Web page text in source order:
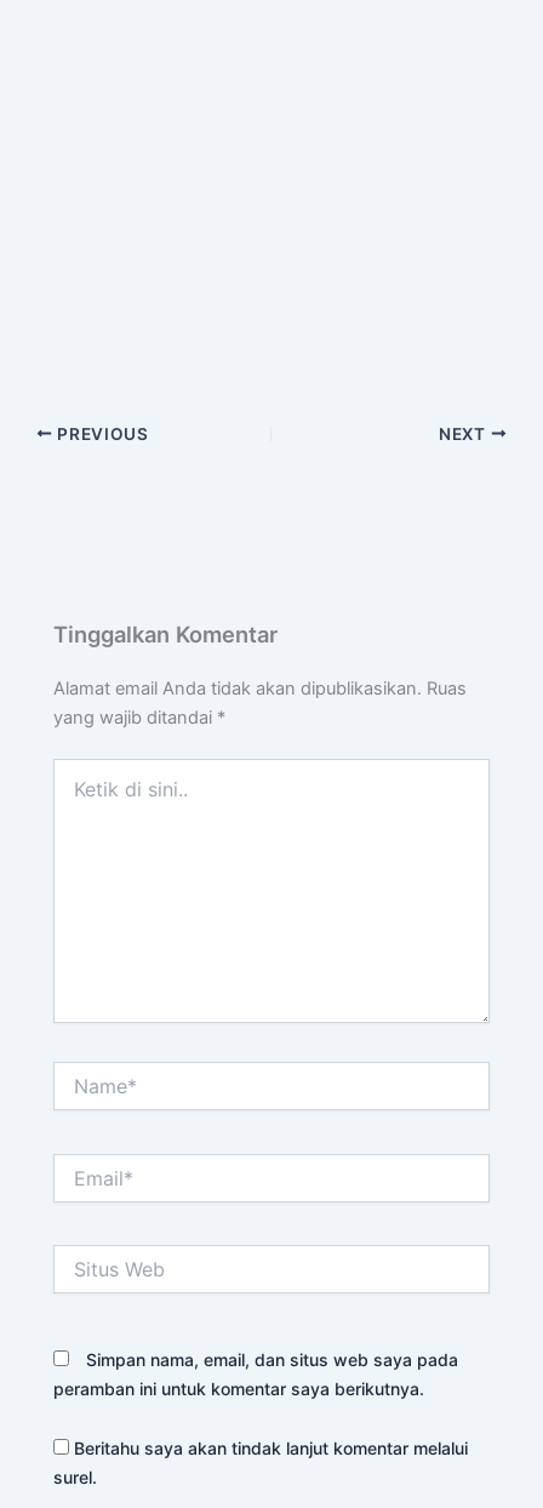
PREVIOUS NEXT
Tinggalkan Komentar
Alamat email Anda tidak akan dipublikasikan. Ruas
yang wajib ditandai *
Web
Simpan nama, email, dan situs web saya pada
peramban ini untuk komentar saya berikutnya.
Beritahu saya akan tindak lanjut komentar melalui
surel.